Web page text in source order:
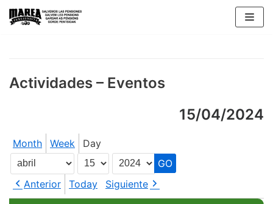
Skip
Actividades – Eventos
15/04/2024
Month Week Day
Month
Day
Year
Anterior
Today Siguiente